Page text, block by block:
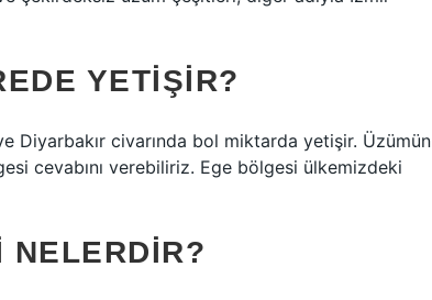
YETIŞIR?
Diyarbakır civarında bol miktarda yetişir. Üzümün
cevabını verebiliriz. Ege bölgesi ülkemizdeki
NELERDIR?